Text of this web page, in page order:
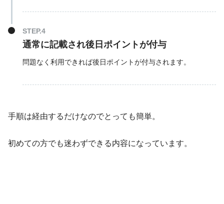
通常に記載され後日ポイントが付与
問題なく利用できれば後日ポイントが付与されます。
手順は経由するだけなのでとっても簡単。
初めての方でも迷わずできる内容になっています。